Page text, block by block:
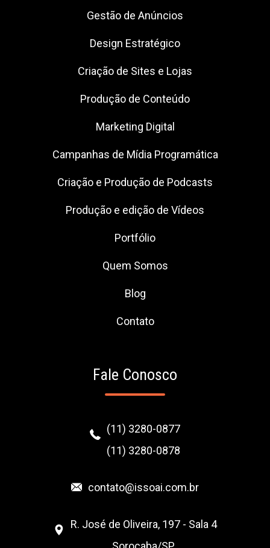
Gestão de Anúncios
Design Estratégico
Criação de Sites e Lojas
Produção de Conteúdo
Marketing Digital
Campanhas de Mídia Programática
Criação e Produção de Podcasts
Produção e edição de Vídeos
Portfólio
Quem Somos
Blog
Contato
Fale Conosco
(11) 3280-0877
(11) 3280-0878
contato@issoai.com.br
R. José de Oliveira, 197 - Sala 4